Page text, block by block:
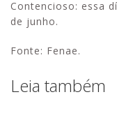
Contencioso: essa
de junho.
Fonte: Fenae.
Leia também